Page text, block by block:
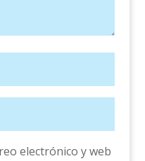
electrónico y web